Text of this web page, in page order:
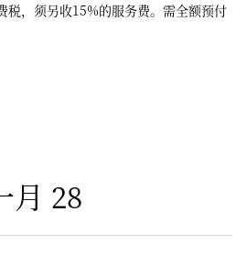
税，须另收15%的服务费。需全额预付
月 28